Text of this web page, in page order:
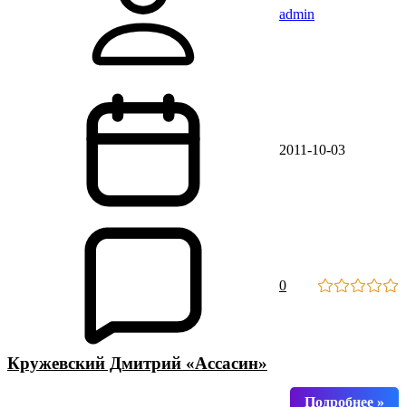
admin
2011-10-03
0
Кружевский Дмитрий «Ассасин»